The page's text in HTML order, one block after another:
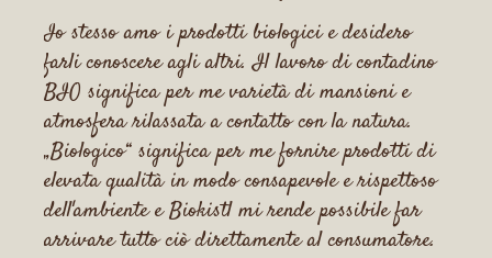
Io stesso amo i prodotti biologici e desidero
farli conoscere agli altri. Il lavoro di contadino
BIO significa per me varietà di mansioni e
atmosfera rilassata a contatto con la natura.
„Biologico“ significa per me fornire prodotti di
elevata qualità in modo consapevole e rispettoso
dell'ambiente e Biokistl mi rende possibile far
arrivare tutto ciò direttamente al consumatore.